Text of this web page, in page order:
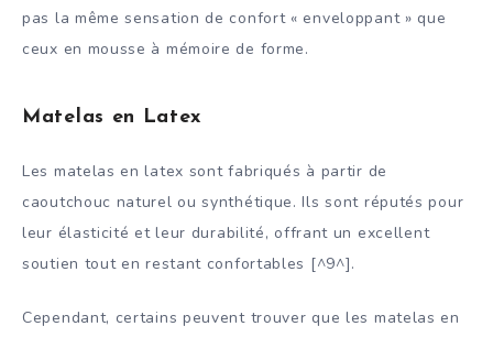
pas la même sensation de confort « enveloppant » que
ceux en mousse à mémoire de forme.
Matelas en Latex
Les matelas en latex sont fabriqués à partir de
caoutchouc naturel ou synthétique. Ils sont réputés pour
leur élasticité et leur durabilité, offrant un excellent
soutien tout en restant confortables [^9^].
Cependant, certains peuvent trouver que les matelas en